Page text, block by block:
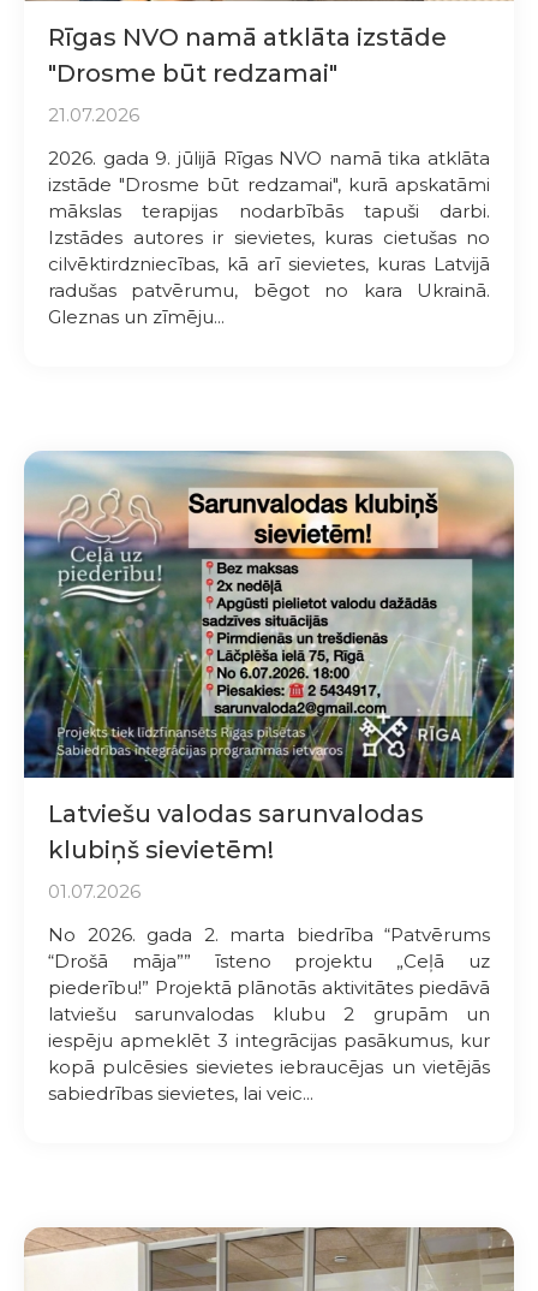
Rīgas NVO namā atklāta izstāde
"Drosme būt redzamai"
21.07.2026
2026. gada 9. jūlijā Rīgas NVO namā tika atklāta
izstāde "Drosme būt redzamai", kurā apskatāmi
mākslas terapijas nodarbībās tapuši darbi.
Izstādes autores ir sievietes, kuras cietušas no
cilvēktirdzniecības, kā arī sievietes, kuras Latvijā
radušas patvērumu, bēgot no kara Ukrainā.
Gleznas un zīmēju...
Latviešu valodas sarunvalodas
klubiņš sievietēm!
01.07.2026
No 2026. gada 2. marta biedrība “Patvērums
“Drošā māja”” īsteno projektu „Ceļā uz
piederību!” Projektā plānotās aktivitātes piedāvā
latviešu sarunvalodas klubu 2 grupām un
iespēju apmeklēt 3 integrācijas pasākumus, kur
kopā pulcēsies sievietes iebraucējas un vietējās
sabiedrības sievietes, lai veic...